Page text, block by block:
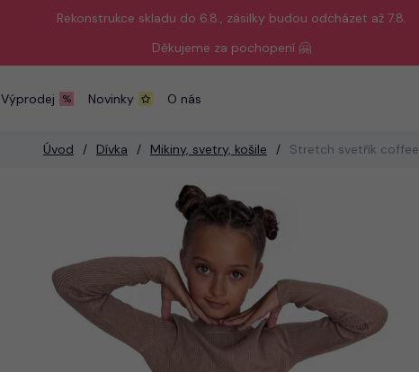
Rekonstrukce skladu do 6.8., zásilky budou odcházet až 7.8.
Děkujeme za pochopení 🤗
Výprodej Novinky O nás
Úvod Dívka Mikiny, svetry, košile Stretch svetřík coffee